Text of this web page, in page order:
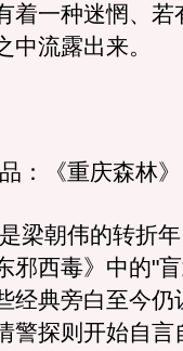
着一种迷惘、若
流露出来。
《重庆森林》
朝伟的转折年
邪西毒》中的"
经典旁白至今仍
警探则开始自言